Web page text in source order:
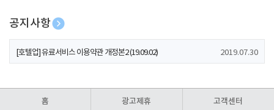
공지사항
[호텔업] 개인정보 처리방침 개정본1 (19.09.02)
[호텔업] 유료서비스 이용약관 개정본2 (19.09.02) 2019.07.30
홈 광고제휴 고객센터